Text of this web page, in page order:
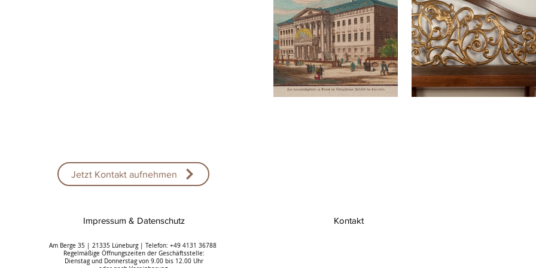
Jetzt Kontakt aufnehmen
Impressum & Datenschutz Kontakt
Am Berge 35 | 21335 Lüneburg | Telefon: +49 4131 36788
Regelmäßige Öffnungszeiten der Geschäftsstelle:
Dienstag und Donnerstag von 9.00 bis 12.00 Uhr